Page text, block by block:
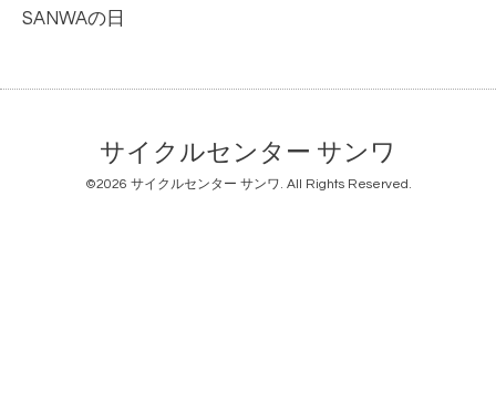
SANWAの日
サイクルセンター サンワ
©2026 サイクルセンター サンワ. All Rights Reserved.